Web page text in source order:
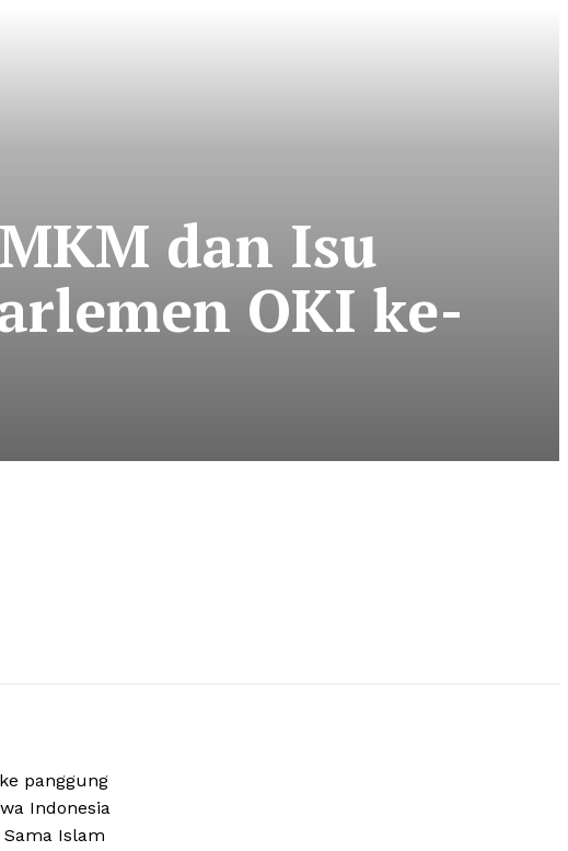
dan Isu
OKI ke-
panggung
Indonesia
Islam